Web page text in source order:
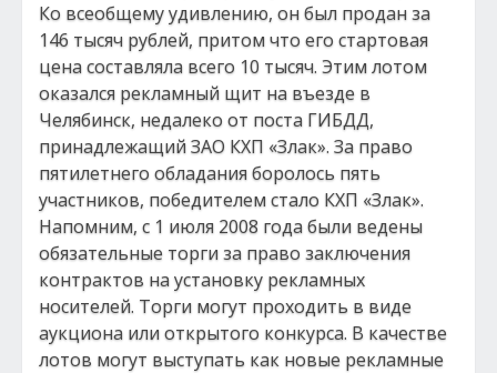
Ко всеобщему удивлению, он был продан за
146 тысяч рублей, притом что его стартовая
цена составляла всего 10 тысяч. Этим лотом
оказался рекламный щит на въезде в
Челябинск, недалеко от поста ГИБДД,
принадлежащий ЗАО КХП «Злак». За право
пятилетнего обладания боролось пять
участников, победителем стало КХП «Злак».
Напомним, с 1 июля 2008 года были ведены
обязательные торги за право заключения
контрактов на установку рекламных
носителей. Торги могут проходить в виде
аукциона или открытого конкурса. В качестве
лотов могут выступать как новые рекламные